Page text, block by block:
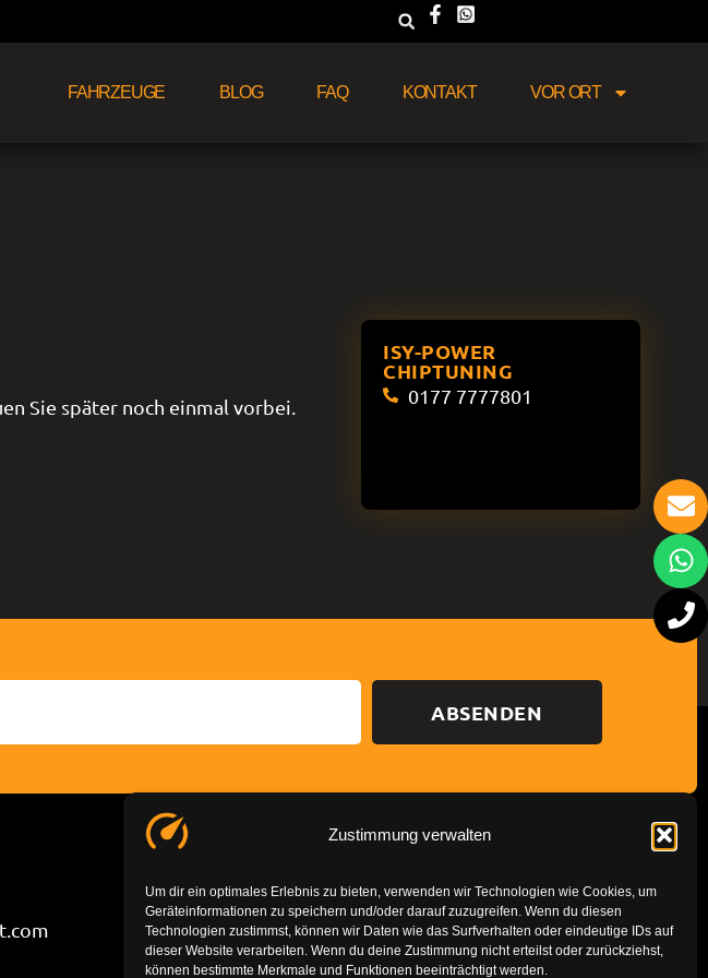
Zustimmung verwalten
Um dir ein optimales Erlebnis zu bieten, verwenden wir Technologien wie Cookies, um
Geräteinformationen zu speichern und/oder darauf zuzugreifen. Wenn du diesen
Technologien zustimmst, können wir Daten wie das Surfverhalten oder eindeutige IDs auf
dieser Website verarbeiten. Wenn du deine Zustimmung nicht erteilst oder zurückziehst,
können bestimmte Merkmale und Funktionen beeinträchtigt werden.
FAHRZEUGE BLOG FAQ KONTAKT VOR ORT
Sie später noch einmal vorbei.
ISY-POWER
CHIPTUNING
0177 7777801
ABSENDEN